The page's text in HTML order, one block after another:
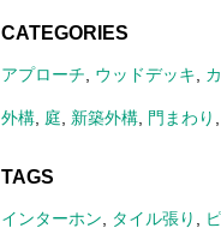
CATEGORIES
アプローチ ウッドデッキ
外構, 庭 新築外構, 門まわり
TAGS
インターホン タイル張り